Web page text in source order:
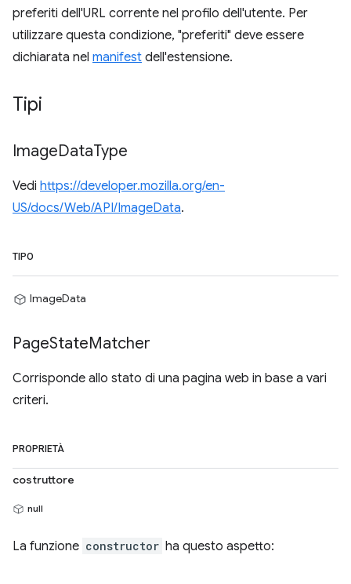
preferiti dell'URL corrente nel profilo dell'utente. Per
utilizzare questa condizione, "preferiti" deve essere
dichiarata nel manifest dell'estensione.
Tipi
ImageDataType
Vedi https://developer.mozilla.org/en-
US/docs/Web/API/ImageData.
TIPO
ImageData
PageStateMatcher
Corrisponde allo stato di una pagina web in base a vari
criteri.
PROPRIETÀ
costruttore
null
La funzione constructor ha questo aspetto: